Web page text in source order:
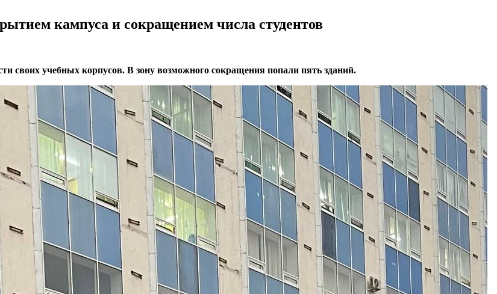
кампуса и сокращением числа студентов
своих учебных корпусов. В зону возможного сокращения попали пять зданий.